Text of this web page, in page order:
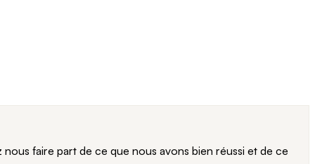
faire part de ce que nous avons bien réussi et de ce